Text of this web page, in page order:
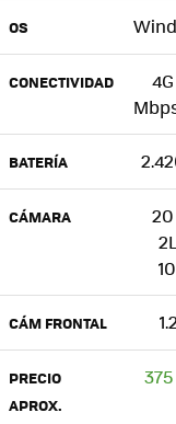
OS
CONECTIVIDAD
BATERÍA
CÁMARA
20
CÁM FRONTAL
PRECIO
APROX.